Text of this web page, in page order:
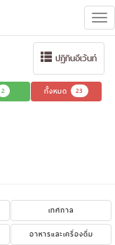
ปฏิทินอีเว้นท์
2 ทั้งหมด 23
เทศกาล
อาหารและเครื่องดื่ม